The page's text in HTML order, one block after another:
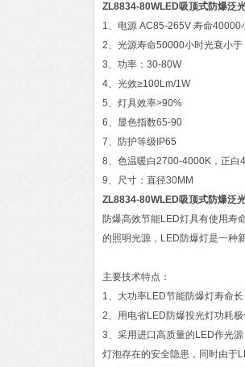
ZL8834-80WLED吸顶式防爆泛
1、电源 AC85-265V 寿命40000
2、光源寿命50000小时光衰小
3、功率：30-80W
4、光效≥100Lm/1W
5、灯具效率>90%
6、显色指数65-90
7、防护等级IP65
8、色温暖白2700-4000K，正白
9、尺寸：直径30MM
ZL8834-80WLED吸顶式防爆泛
防爆高效节能LED灯具有使用寿
的照明光源，LED防爆灯是一种
主要技术特点：
1、大功率LED节能防爆灯寿命
2、用电省LED防爆投光灯功耗
3、采用进口高质量的LED作光
灯泡存在的安全隐患，同时由于